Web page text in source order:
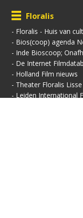
Floralis
- Floralis - Huis van
- Bios(coop) agenda
- Inde Bioscoop;
- De Internet
- Holland Film nieuws
- Theater Floralis Lisse
- Leiden International